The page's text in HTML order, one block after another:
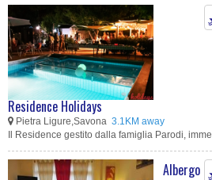
Residence Holidays
Pietra Ligure,Savona 3.1KM away
Il Residence gestito dalla famiglia Parodi,
Albergo